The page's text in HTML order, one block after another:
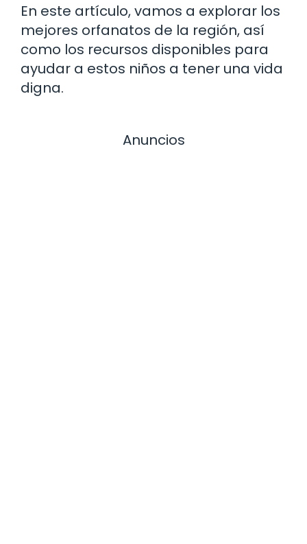
En este artículo, vamos a explorar los
mejores orfanatos de la región, así
como los recursos disponibles para
ayudar a estos niños a tener una vida
digna.
Anuncios